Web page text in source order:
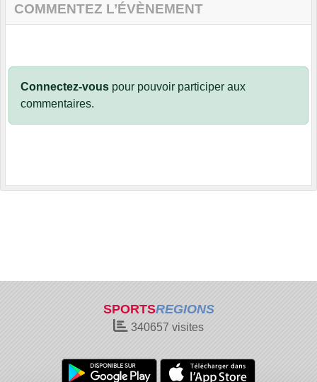
COMMENTEZ L’ÉVÈNEMENT
Connectez-vous pour pouvoir participer aux
commentaires.
SPORTSREGIONS
340657 visites